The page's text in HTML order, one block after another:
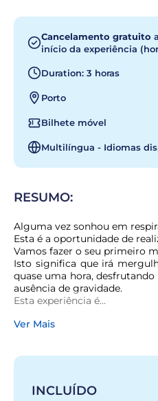
Cancelamento gratuito
início da experiência
Duration: 3 horas
Porto
Bilhete móvel
Multilíngua - Idiomas
RESUMO:
Alguma vez sonhou em
Esta é a oportunidade de
Vamos fazer o seu primeiro
Isto significa que irá
quase uma hora,
ausência de gravidade.
Esta experiência é...
Ver Mais
INCLUÍDO